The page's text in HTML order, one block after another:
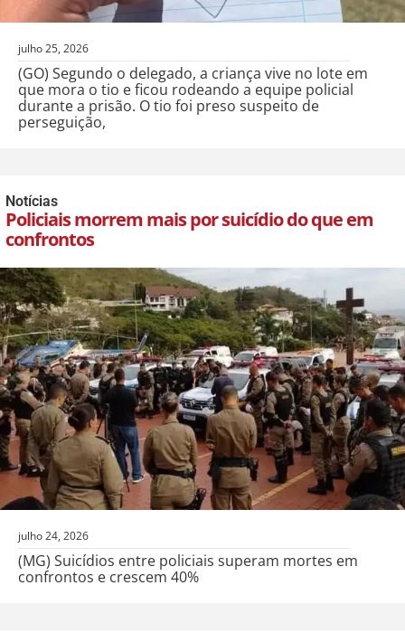
julho 25, 2026
(GO) Segundo o delegado, a criança vive no lote em
que mora o tio e ficou rodeando a equipe policial
durante a prisão. O tio foi preso suspeito de
perseguição,
Notícias
Policiais morrem mais por suicídio do que em
confrontos
julho 24, 2026
(MG) Suicídios entre policiais superam mortes em
confrontos e crescem 40%